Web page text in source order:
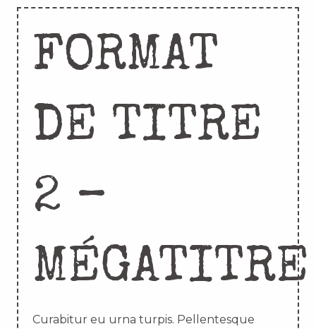
FORMAT
DE TITRE
2 –
MÉGATITRE
Curabitur eu urna turpis. Pellentesque